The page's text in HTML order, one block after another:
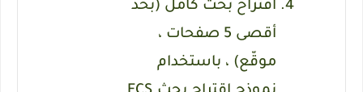
اقتراح بحث كامل (بحد
أقصى 5 صفحات ،
موقّع) ، باستخدام